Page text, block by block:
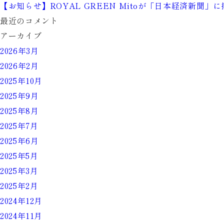
【お知らせ】ROYAL GREEN Mitoが「日本経済新聞」に
最近のコメント
アーカイブ
2026年3月
2026年2月
2025年10月
2025年9月
2025年8月
2025年7月
2025年6月
2025年5月
2025年3月
2025年2月
2024年12月
2024年11月